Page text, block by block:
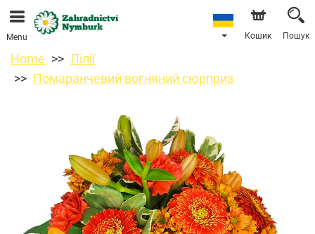
Ми приймаємо замовлення через наш інтернет-
магазин. Найближча можлива дата доставки —
11.08.2026 у зв’язку з відпусткою.
Menu Кошик Пошук
Home
Лілії
Помаранчевий вогняний сюрприз